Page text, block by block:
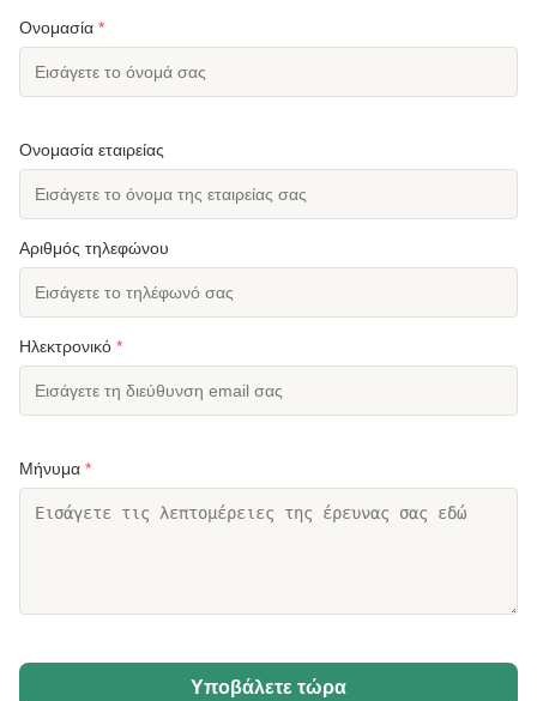
Ονομασία *
Ονομασία εταιρείας
Αριθμός τηλεφώνου
Ηλεκτρονικό *
Μήνυμα *
Υποβάλετε τώρα